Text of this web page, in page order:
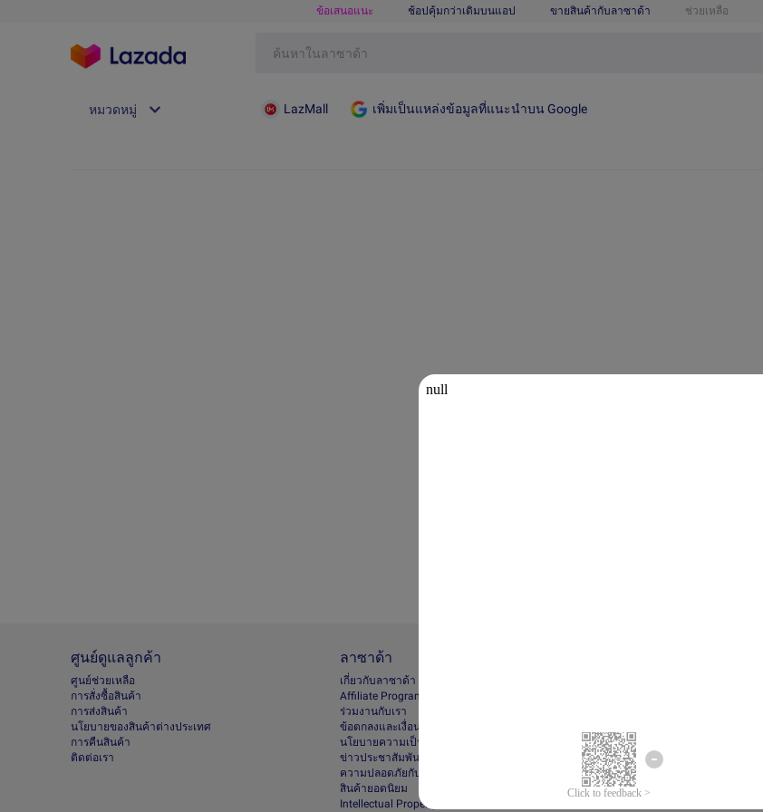
ข้อเสนอแนะ ช้อปคุ้มกว่าเดิมบนแอป ขายสินค้ากับลาซาด้า ช่วยเหลือ
หมวดหมู่ LazMall เพิ่มเป็นแหล่งข้อมูลที่แนะนำบน Google
ศูนย์ดูแลลูกค้า
ศูนย์ช่วยเหลือ
การสั่งซื้อสินค้า
การส่งสินค้า
นโยบายของสินค้าต่างประเทศ
การคืนสินค้า
ติดต่อเรา
ลาซาด้า
เกี่ยวกับลาซาด้า
Afﬁliate Program
ร่วมงานกับเรา
ข้อตกลงและเงื่อนไข
นโยบายความเป็นส่วนตัว
ข่าวประชาสัมพันธ์
ความปลอดภัยกับลาซาด้า
สินค้ายอดนิยม
Intellectual Property Protection